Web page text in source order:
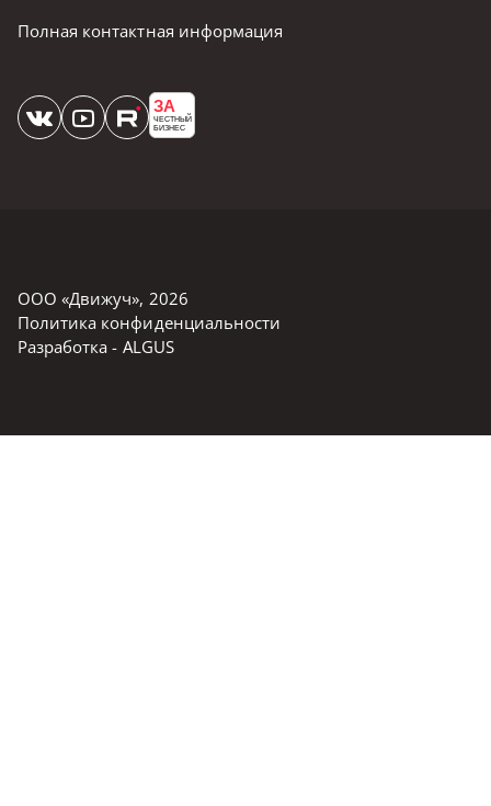
Полная контактная информация
ЗА
ЧЕСТНЫЙ
БИЗНЕС
ООО «Движуч», 2026
Политика конфиденциальности
Разработка - ALGUS